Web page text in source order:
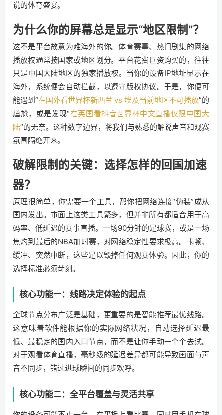
说的体育盛宴。
为什么你的屏幕总是显示“地区限制”？
这不是平台故意为难海外的你。体育赛事、热门剧集的网络
播放权通常按国家或地区划分。平台花费巨资购买的，往往
只是中国大陆地区的独家播放权。当你的设备IP地址显示在
海外，系统便会自动拦截，以遵守版权协议。于是，你便可
能遇到“在国外看世界杯新西兰 vs 埃及当前地区不可播放”的
尴尬，或是发现“在英国看抖音世界杯中文直播仅限中国大
陆”的无奈。这种数字边界，将我们与熟悉的解说声音和观赛
氛围隔绝开来。
破解限制的关键：选择怎样的回国加速
器？
原理很简单，你需要一个工具，帮你把网络连接“伪装”成从
国内发出。市面上这类工具繁多，但并非所有都适合用于高
码率、低延迟的赛事直播。一场90分钟的足球赛，或是一场
焦灼到最后的NBA加时赛，对网络稳定性要求极高。卡顿、
缓冲、突然中断，这些足以毁掉任何观赛体验。因此，你的
选择标准必须苛刻。
核心功能一：线路决定体验的起点
全球节点分布广泛是基础，更重要的是智能推荐最优线路。
这意味着软件能根据你的实际网络状况，自动选择延迟最
低、最稳定的国内入口节点，而不是让你手动一个个去试。
对于观看体育直播，毫秒级的延迟差异都可能导致画面与声
音不同步，错过进球瞬间的同步欢呼。
核心功能二：全平台覆盖与灵活共享